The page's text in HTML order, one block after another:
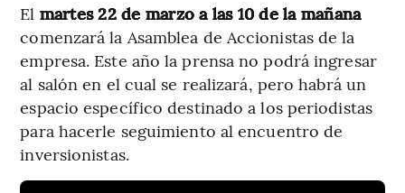
El martes 22 de marzo a las 10 de la mañana
comenzará la Asamblea de Accionistas de la
empresa. Este año la prensa no podrá ingresar
al salón en el cual se realizará, pero habrá un
espacio específico destinado a los periodistas
para hacerle seguimiento al encuentro de
inversionistas.